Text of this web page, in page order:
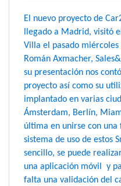
El nuevo proyecto de
llegado a Madrid, visitó
Villa el pasado
Román Axmacher,
su presentación nos
proyecto así como su
implantado en varias
Ámsterdam, Berlín,
última en unirse con una
sistema de uso de estos
sencillo, se puede
una aplicación móvil y
falta una validación del